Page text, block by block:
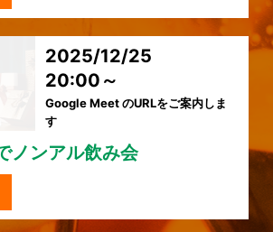
2025/12/25
20:00～
Google Meet のURLをご案内しま
す
ノンアル飲み会